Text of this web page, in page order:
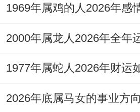
红鸾星与咸池桃花于流年
能带来多样的结识异性的
质量参差，咸池主风流韵
1977年属蛇人2026年财运